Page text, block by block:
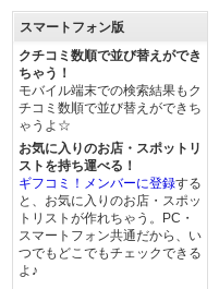
スマートフォン版
クチコミ数順で並び替えができ
ちゃう！
モバイル端末での検索結果もク
チコミ数順で並び替えができち
ゃうよ☆
お気に入りのお店・スポットリ
ストを持ち運べる！
ギフコミ！メンバーに登録する
と、お気に入りのお店・スポッ
トリストが作れちゃう。PC・
スマートフォン共通だから、い
つでもどこでもチェックできる
よ♪